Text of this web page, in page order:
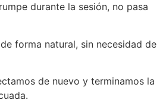
durante la sesión, no pasa
forma natural, sin necesidad de
de nuevo y terminamos la